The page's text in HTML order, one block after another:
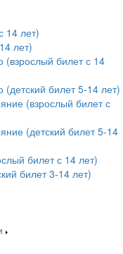
14 лет)
лет)
(взрослый билет с 14
билет 5-14 лет)
(взрослый билет с
(детский билет 5-14
билет с 14 лет)
билет 3-14 лет)